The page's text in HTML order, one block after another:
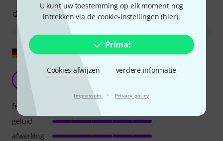
U kunt uw toestemming op elk moment nog
intrekken via de cookie-instellingen (hier).
Prima!
Cookies afwijzen verdere informatie
Impressum · Privacy policy
0 EVALUATIE MELDEN
Origineel tonen
Een prima box voor relatief weinig geld.
Amrumolli 09.08.2024
features
geluid
afwerking